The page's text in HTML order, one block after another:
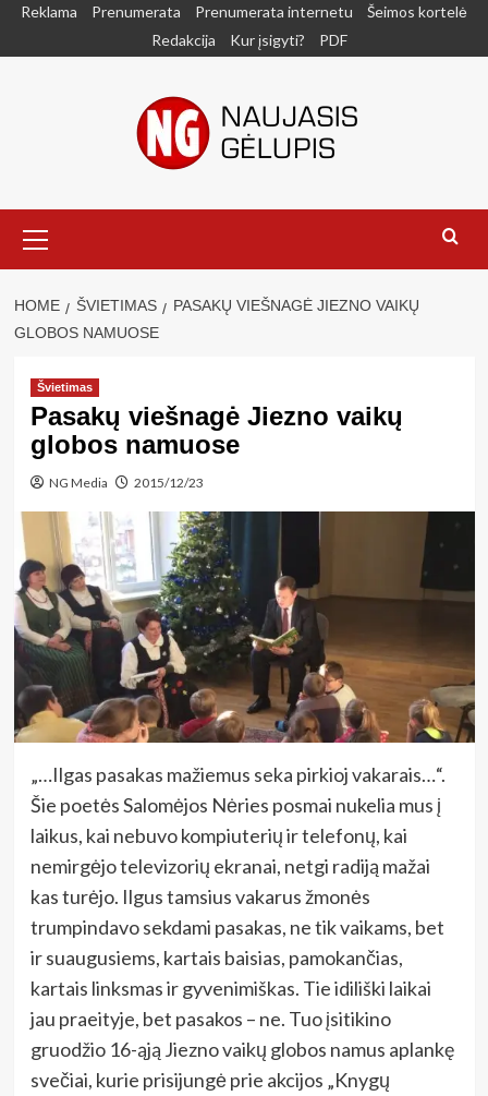
SkipReklama Prenumerata Prenumerata internetu
Šeimos kortelė
Redakcija
Kur įsigyti? PDF
Menu
HOME ŠVIETIMAS
PASAKŲ VIEŠNAGĖ JIEZNO VAIKŲ
GLOBOS NAMUOSE
Švietimas
Pasakų viešnagė Jiezno vaikų
globos namuose
NG Media 2015/12/23
„…Ilgas pasakas mažiemus seka pirkioj vakarais…“.
Šie poetės Salomėjos Nėries posmai nukelia mus į
laikus, kai nebuvo kompiuterių ir telefonų, kai
nemirgėjo televizorių ekranai, netgi radiją mažai
kas turėjo. Ilgus tamsius vakarus žmonės
trumpindavo sekdami pasakas, ne tik vaikams, bet
ir suaugusiems, kartais baisias, pamokančias,
kartais linksmas ir gyvenimiškas. Tie idiliški laikai
jau praeityje, bet pasakos – ne. Tuo įsitikino
gruodžio 16-ąją Jiezno vaikų globos namus aplankę
svečiai, kurie prisijungė prie akcijos „Knygų